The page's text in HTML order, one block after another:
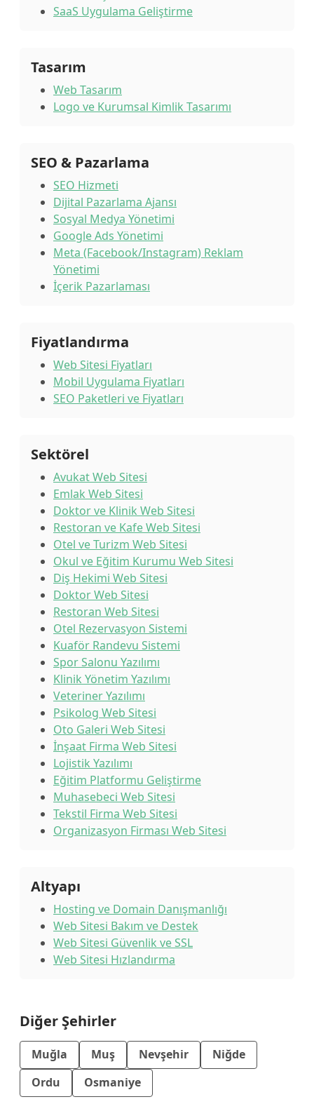
SaaS Uygulama Geliştirme
Tasarım
Web Tasarım
Logo ve Kurumsal Kimlik Tasarımı
SEO & Pazarlama
SEO Hizmeti
Dijital Pazarlama Ajansı
Sosyal Medya Yönetimi
Google Ads Yönetimi
Meta (Facebook/Instagram) Reklam
Yönetimi
İçerik Pazarlaması
Fiyatlandırma
Web Sitesi Fiyatları
Mobil Uygulama Fiyatları
SEO Paketleri ve Fiyatları
Sektörel
Avukat Web Sitesi
Emlak Web Sitesi
Doktor ve Klinik Web Sitesi
Restoran ve Kafe Web Sitesi
Otel ve Turizm Web Sitesi
Okul ve Eğitim Kurumu Web Sitesi
Diş Hekimi Web Sitesi
Doktor Web Sitesi
Restoran Web Sitesi
Otel Rezervasyon Sistemi
Kuaför Randevu Sistemi
Spor Salonu Yazılımı
Klinik Yönetim Yazılımı
Veteriner Yazılımı
Psikolog Web Sitesi
Oto Galeri Web Sitesi
İnşaat Firma Web Sitesi
Lojistik Yazılımı
Eğitim Platformu Geliştirme
Muhasebeci Web Sitesi
Tekstil Firma Web Sitesi
Organizasyon Firması Web Sitesi
Altyapı
Hosting ve Domain Danışmanlığı
Web Sitesi Bakım ve Destek
Web Sitesi Güvenlik ve SSL
Web Sitesi Hızlandırma
Diğer Şehirler
Muğla Muş Nevşehir
Niğde
Ordu
Osmaniye